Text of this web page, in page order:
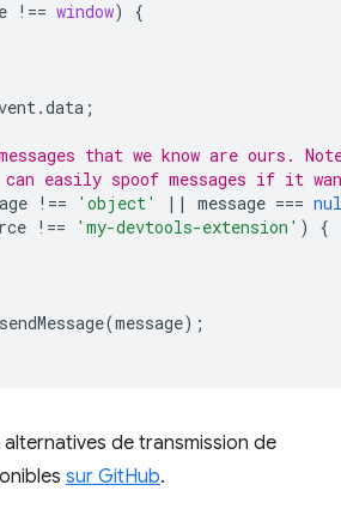
!== window)
{
.data ;
that we know are ours.
can easily spoof messages if it
!== 'object' || message ===
!== 'my-devtools-extension' )
{
sendMessage(message);
de transmission de
sur GitHub.